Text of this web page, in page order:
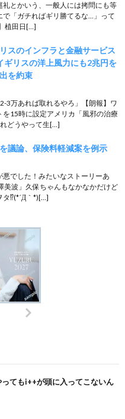
礼とかいう、一般人には拷問にも等
で「ガチればギリ勝てるな…」って
植田日[…]
スのインフラと金融サービス
ギリスの洋上風力にも2兆円を
を約束
3万あれば取れるやろ」【朗報】ワ
を15時に設定アメリカ「風邪の治療
どうやって生[…]
議論、保険料軽減案を例示
悪でした！みたいなストーリーあ
美波」久保ちゃんもなかなかだけど
タ⁉︎(*´Д｀*)[…]
てもi++が頭に入ってこないん